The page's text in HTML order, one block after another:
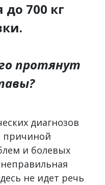
700 кг
протянут
диагнозов
причиной
и болевых
не идет речь